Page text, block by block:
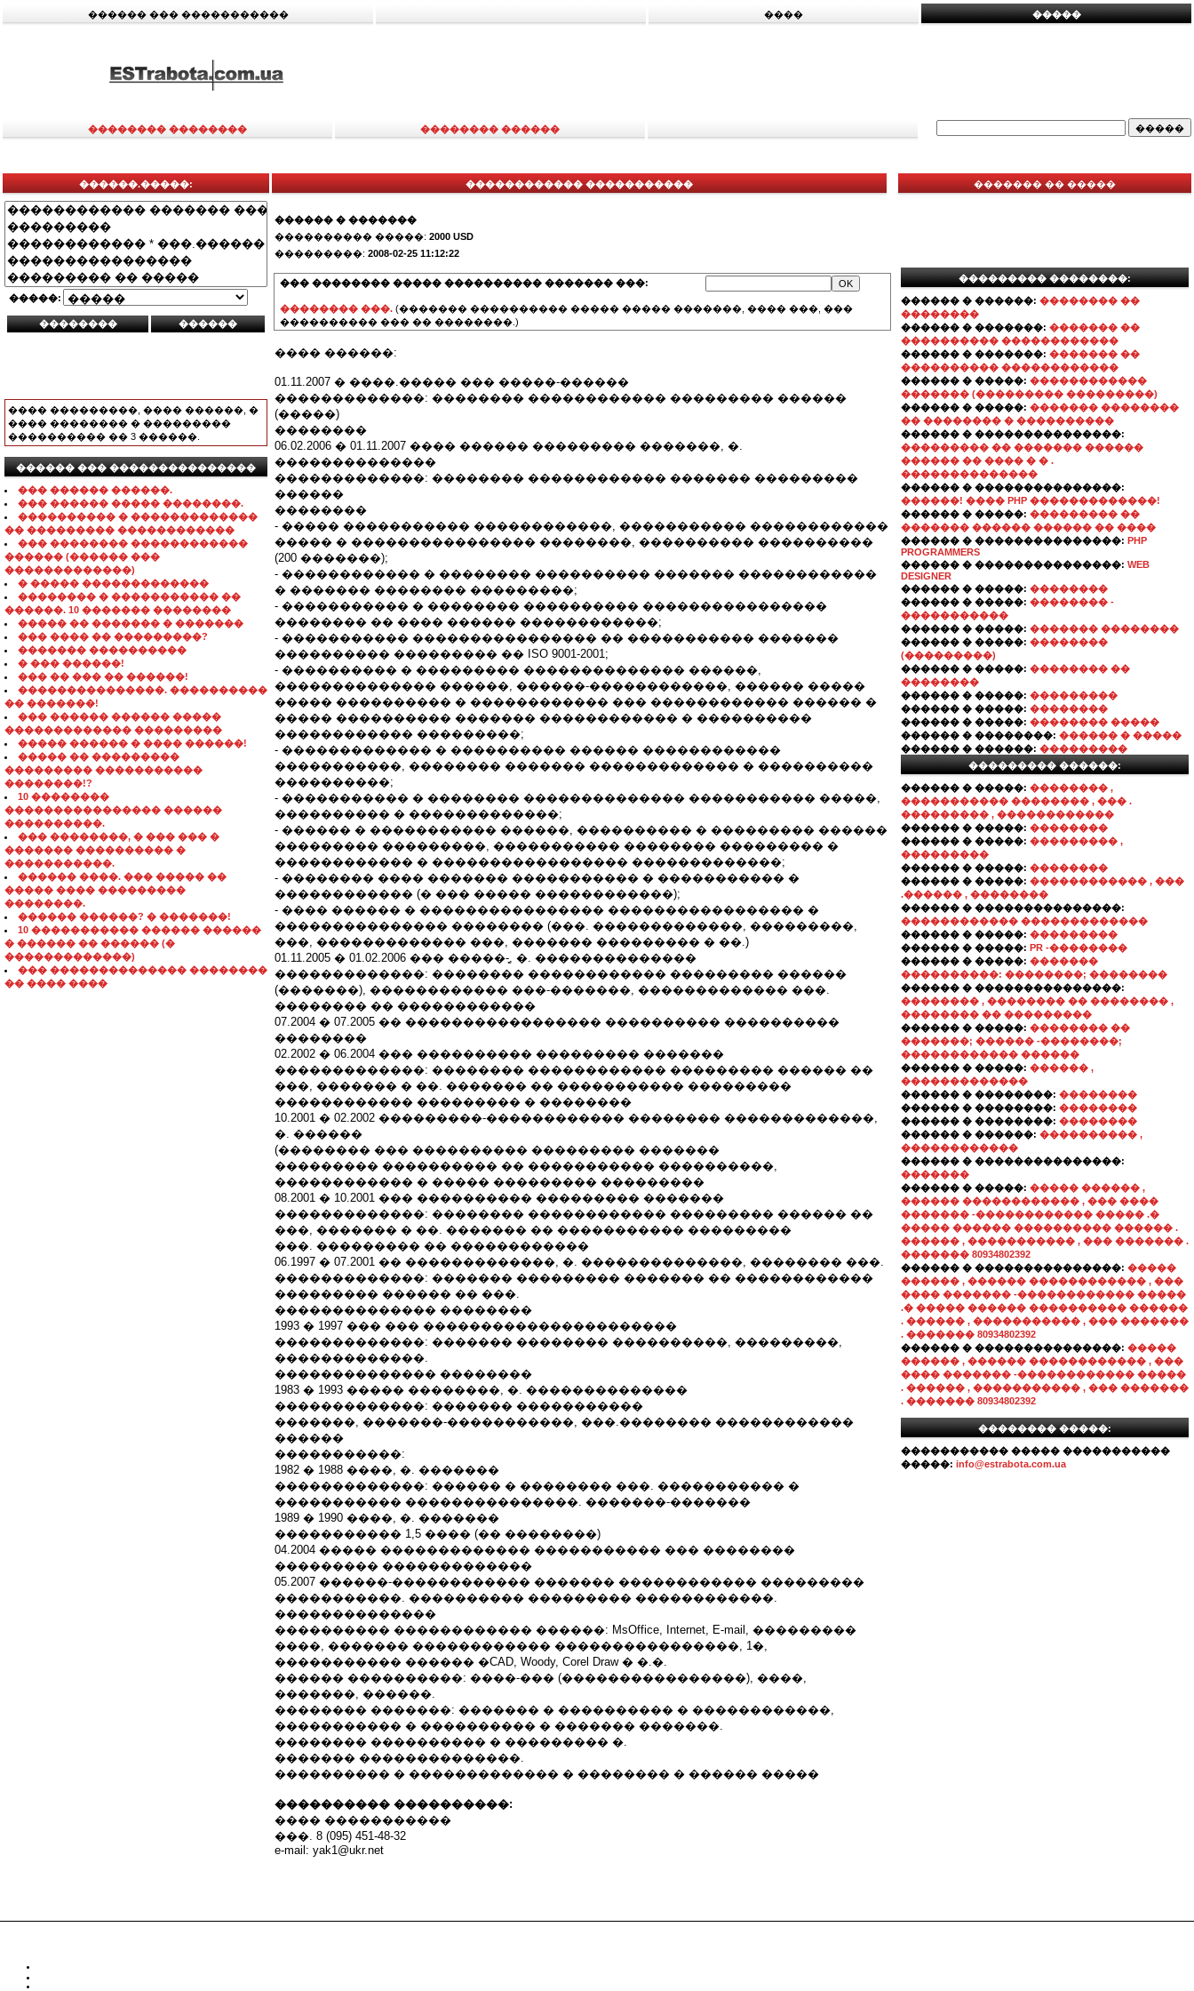
������ ��� ����������� ���� �����
�������� �������� �������� ������
������.�����:
�����:
���� ���������, ���� ������, �
���� �������� � ���������
���������� �� 3 ������.
������ ��� ���������������
��� ������ ������.
��� ������ ����� ��������.
���������� � �������������
�� ��������� ������������
��� �������� ������������
������ (������ ���
�������������)
� ����� �������������
�������� � ����������� ��
������. 10 ������� ��������
����� �� ������� � �������
��� ���� �� ���������?
������� ����������
� ��� ������!
��� �� ��� �� ������!
���������������. ����������
�� �������!
��� ������ ������ �����
������������� ���������
����� ������ � ���� ������!
����� �� ���������
��������� �����������
��������!?
10 ��������
���������������� ������
����������.
��� ��������, � ��� ��� �
������� ���������� �
�����������.
������ ����. ��� ����� ��
����� ���� ���������
��������.
������ ������? � �������!
10 ����������� ������ ������
� ������ �� ������ (�
�������������)
��� �������������� ��������
�� ���� ����
������������ �����������
������ � �������
���������� �����: 2000 USD
���������: 2008-02-25 11:12:22
��� �������� ����� ���������� ������� ���:
�������� ���. (������� ���������� ����� ����� �������, ���� ���, ���
���������� ��� �� ��������.)
���� ������:
01.11.2007 � ����.����� ��� �����-������
�������������: �������� ������������ ��������� ������
(�����)
��������
06.02.2006 � 01.11.2007 ���� ������ ��������� �������, �.
��������������
�������������: �������� ������������ ������� ���������
������
��������
- ����� ����������� ������������, ����������� ������������
����� � ���������������� ��������, ���������� ����������
(200 �������);
- ������������ � �������� ���������� ������� ������������
� ������� �������� ���������;
- ����������� � �������� ���������� ����������������
�������� �� ���� ������ ������������;
- ����������� ���������������� �� ����������� �������
���������� ��������� �� ISO 9001-2001;
- ���������� � ��������� �������������� ������,
�������������� ������, ������-������������, ������ �����
����� ���������� � ������������ ��� ������������ ������ �
����� ���������� ������� ������������ � ����������
������������ ���������;
- ������������� � ���������� ������ ������������
�����������, �������� ������� ������������� � ����������
����������;
- ����������� � �������� �������������� ����������� �����,
���������� � �������������;
- ������ � ����������� ������, ���������� � ��������� ������
��������� ���������, ����������� �������� ��������� �
������������ � ����������������� �������������;
- �������� ���� ������� ����������� � ����������� �
������������ (� ��� ����� ������������);
- ���� ������ � ���������������� ����������������� �
��������������� �������� (���. �������������, ���������,
���, ������������� ���, ������� ��������� � ��.)
01.11.2005 � 01.02.2006 ��� �����-̻, �. ��������������
�������������: �������� ������������ ��������� ������
(�������), ������������ ���-�������, ������������� ���.
�������� �� ������������
07.2004 � 07.2005 �� ����������������� ���������� ����������
��������
02.2002 � 06.2004 ��� ���������� ��������� �������
�������������: �������� ������������ ��������� ������ ��
���, ������� � ��. ������� �� ����������� ���������
������������ ��������� � ��������
10.2001 � 02.2002 ���������-������������ �������� �������������,
�. ������
(�������� ��� ���������� ��������� �������
��������� ���������� �� ����������� ����������,
������������ � ����� ��������� ���������
08.2001 � 10.2001 ��� ���������� ��������� �������
�������������: �������� ������������ ��������� ������ ��
���, ������� � ��. ������� �� ����������� ���������
���. ��������� �� ������������
06.1997 � 07.2001 �� �������������, �. ��������������, �������� ���.
�������������: ������� ��������� ������� �� ������������
��������� ������ �� ���.
�������������� ��������
1993 � 1997 ��� ��� ����������������������
�������������: ������� �������� ����������, ���������,
�������������.
�������������� ��������
1983 � 1993 ����� ��������, �. ��������������
�������������: ������� �����������
�������, �������-�����������, ���.�������� ������������
������
�����������:
1982 � 1988 ����, �. �������
�������������: ������ � �������� ���. ����������� �
����������� ���������������. �������-�������
1989 � 1990 ����, �. �������
����������� 1,5 ���� (�� ��������)
04.2004 ����� ������������� ����������� ��� ��������
��������� �������������
05.2007 ������-������������ ������� ������������ ���������
�����������. ���������� ��������� ������������.
��������������
���������� ������������ ������: MsOffice, Internet, E-mail, ���������
����, ������� ������������ ����������������, 1�,
����������� ������ �CAD, Woody, Corel Draw � �.�.
������ ����������: ����-��� (����������������), ����,
�������, ������.
�������� �������: ������� � ���������� � ������������,
����������� � ���������� � ������� �������.
�������� ���������� � ��������� �.
������� ��������������.
���������� � ������������� � �������� � ������ �����
���������� ����������:
���� �����������
���. 8 (095) 451-48-32
e-mail: yak1@ukr.net
������� �� �����
��������� ��������:
������ � ������: �������� ��
��������
������ � �������: ������� ��
���������� ������������
������ � �������: ������� ��
���������� ������������
������ � �����: ������������
������� (��������� ���������)
������ � �����: ������� ��������
�� �������� � ����������
������ � ���������������:
��������� �� ������� ������
������ �� ���� � � .
��������������
������ � ���������������:
������! ���� PHP �������������!
������ � �����: ��������� ��
������� ������ ������ �� ����
������ � ���������������: PHP
PROGRAMMERS
������ � ���������������: WEB
DESIGNER
������ � �����: ��������
������ � �����: �������� -
�����������
������ � �����: ������� ��������
������ � �����: ��������
(���������)
������ � �����: �������� ��
��������
������ � �����: ���������
������ � �����: ��������
������ � �����: �������� �����
������ � ��������: ������ � �����
������ � ������: ���������
��������� ������:
������ � �����: �������� ,
����������� �������� , ��� .
��������� , ������������
������ � �����: ��������
������ � �����: ��������� ,
���������
������ � �����: ��������
������ � �����: ������������ , ���
.������ , ��������
������ � ���������������:
������������ �������������
������ � �����: ���������
������ � �����: PR -��������
������ � �����: �������
����������: ��������; ��������
������ � ���������������:
�������� , �������� �� �������� ,
�������� �� ���������
������ � �����: �������� ��
�������; ������ -��������;
������������ ������
������ � �����: ������ ,
�������������
������ � ��������: ��������
������ � ��������: ��������
������ � ��������: ��������
������ � ������: ���������� ,
������������
������ � ���������������:
�������
������ � �����: ����� ������ ,
������ ������������ , ��� ����
������� -������������ ����� .�
����� ������ ���������� ������ .
������ , ����������� , ��� ������� .
������� 80934802392
������ � ���������������: �����
������ , ������ ������������ , ���
���� ������� -������������ �����
.� ����� ������ ���������� ������
. ������ , ����������� , ��� �������
. ������� 80934802392
������ � ���������������: �����
������ , ������ ������������ , ���
���� ������� -������������ �����
. ������ , ����������� , ��� �������
. ������� 80934802392
�������� �����:
����������� ����� �����������
�����: info@estrabota.com.ua